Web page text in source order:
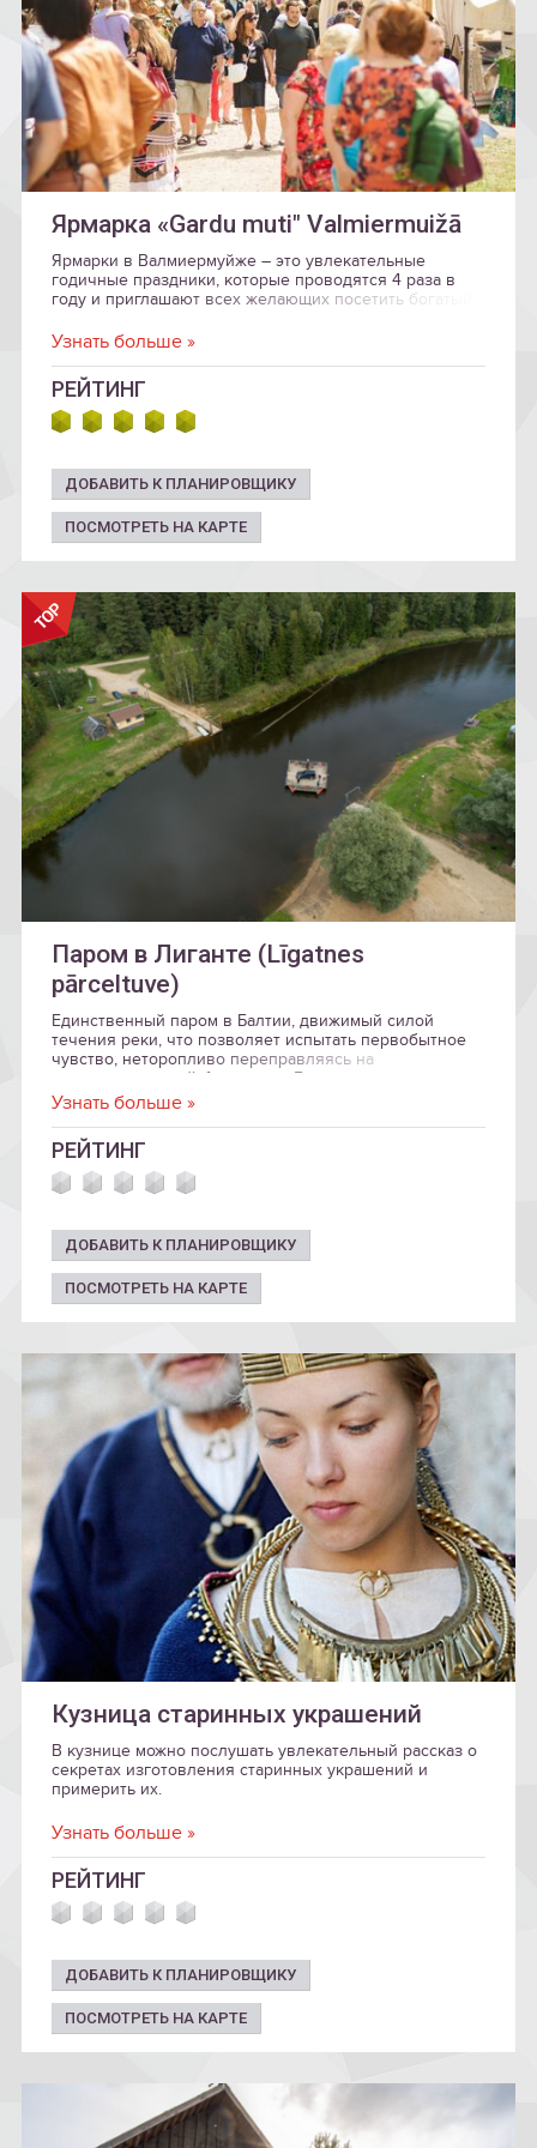
Ярмарка «Gardu muti" Valmiermuižā
Ярмарки в Валмиермуйже – это увлекательные
годичные праздники, которые проводятся 4 разa в
году и приглашают всех желающих посетить богатый
традиционных мероприятиях.
Узнать больше »
РЕЙТИНГ
ДОБАВИТЬ К ПЛАНИРОВЩИКУ
ПОСМОТРЕТЬ НА КАРТЕ
Паром в Лиганте (Līgatnes
pārceltuve)
Единственный паром в Балтии, движимый силой
течения реки, что позволяет испытать первобытное
чувство, неторопливо переправляясь на
противоположный берег реки Гауя.
Узнать больше »
РЕЙТИНГ
ДОБАВИТЬ К ПЛАНИРОВЩИКУ
ПОСМОТРЕТЬ НА КАРТЕ
Кузница старинных украшений
В кузнице можно послушать увлекательный рассказ о
секретах изготовления старинных украшений и
примерить их.
Узнать больше »
РЕЙТИНГ
ДОБАВИТЬ К ПЛАНИРОВЩИКУ
ПОСМОТРЕТЬ НА КАРТЕ